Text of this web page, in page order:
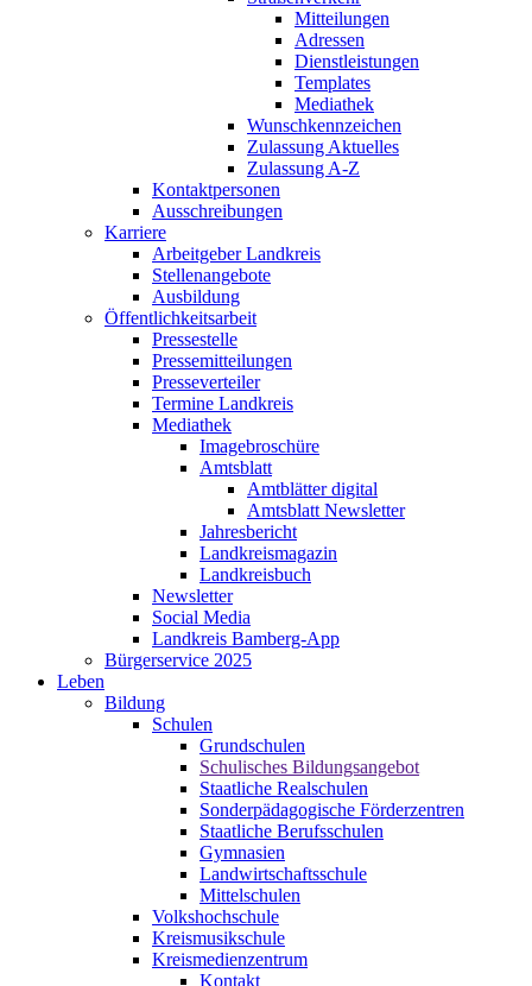
Mitteilungen
Adressen
Dienstleistungen
Templates
Mediathek
Wunschkennzeichen
Zulassung Aktuelles
Zulassung A-Z
Kontaktpersonen
Ausschreibungen
Karriere
Arbeitgeber Landkreis
Stellenangebote
Ausbildung
Öffentlichkeitsarbeit
Pressestelle
Pressemitteilungen
Presseverteiler
Termine Landkreis
Mediathek
Imagebroschüre
Amtsblatt
Amtblätter digital
Amtsblatt Newsletter
Jahresbericht
Landkreismagazin
Landkreisbuch
Newsletter
Social Media
Landkreis Bamberg-App
Bürgerservice 2025
Leben
Bildung
Schulen
Grundschulen
Schulisches Bildungsangebot
Staatliche Realschulen
Sonderpädagogische Förderzentren
Staatliche Berufsschulen
Gymnasien
Landwirtschaftsschule
Mittelschulen
Volkshochschule
Kreismusikschule
Kreismedienzentrum
Kontakt